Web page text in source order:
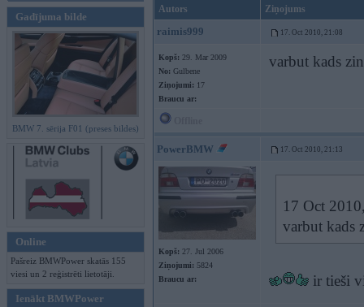
Gadījuma bilde
BMW 7. sērija F01 (preses bildes)
Online
Pašreiz BMWPower skatās 155
viesi un 2 reģistrēti lietotāji.
Ienākt BMWPower
Autors Ziņojums
raimis999 17. Oct 2010, 21:08
Kopš: 29. Mar 2009
No: Gulbene
Ziņojumi: 17
Braucu ar:
varbut kads
PowerBMW 17. Oct 2010, 21:13
Kopš: 27. Jul 2006
Ziņojumi: 5824
Braucu ar:
17 Oct
varbut kads
ir tieši